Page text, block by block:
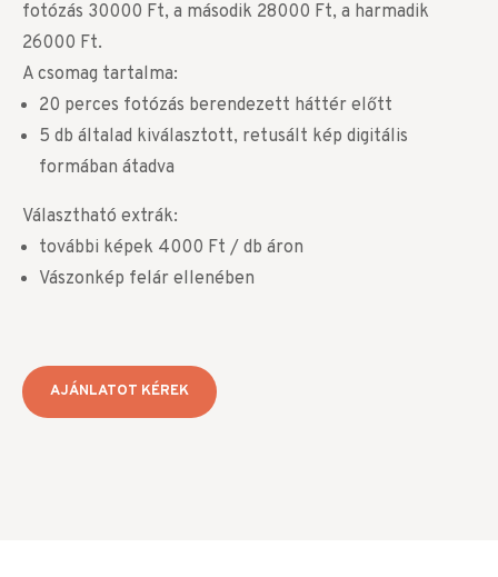
fotózás 30000 Ft, a második 28000 Ft, a harmadik
26000 Ft.
A csomag tartalma:
20 perces fotózás berendezett háttér előtt
5 db általad kiválasztott, retusált kép digitális
formában átadva
Választható extrák:
további képek 4000 Ft / db áron
Vászonkép felár ellenében
AJÁNLATOT KÉREK